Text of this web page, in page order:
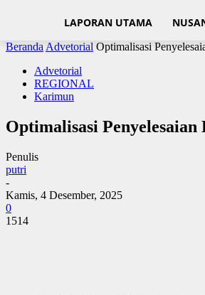
LAPORAN UTAMA
Beranda Advetorial Optimalisasi
Advetorial
REGIONAL
Karimun
Optimalisasi
Penulis
putri
-
Kamis, 4 Desember, 2025
0
1514